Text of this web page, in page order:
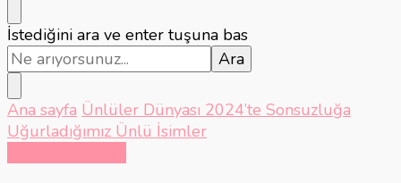
Bir
şey
mi
arıyorsunuz?
İstediğini ara ve enter tuşuna bas
Ana sayfa Ünlüler Dünyası 2024’te Sonsuzluğa
Uğurladığımız Ünlü İsimler